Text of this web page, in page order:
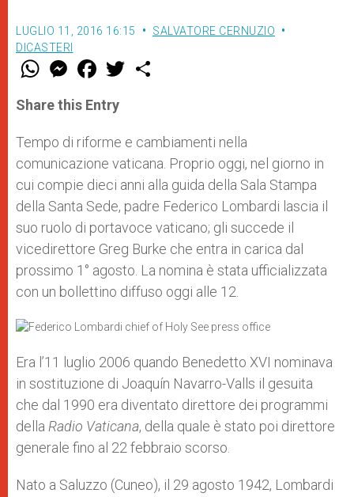
LUGLIO 11, 2016 16:15
SALVATORE CERNUZIO
DICASTERI
W
t
s
p
p
M
e
s
e
g
e
r
F
a
e
b
o
k
w
r
Share this Entry
Tempo di riforme e cambiamenti nella
comunicazione vaticana. Proprio oggi, nel giorno in
cui compie dieci anni alla guida della Sala Stampa
della Santa Sede, padre Federico Lombardi lascia il
suo ruolo di portavoce vaticano; gli succede il
vicedirettore Greg Burke che entra in carica dal
prossimo 1° agosto. La nomina è stata ufficializzata
con un bollettino diffuso oggi alle 12.
Era l’11 luglio 2006 quando Benedetto XVI nominava
in sostituzione di Joaquín Navarro-Valls il gesuita
che dal 1990 era diventato direttore dei programmi
della Radio Vaticana, della quale è stato poi direttore
generale fino al 22 febbraio scorso.
Nato a Saluzzo (Cuneo), il 29 agosto 1942, Lombardi